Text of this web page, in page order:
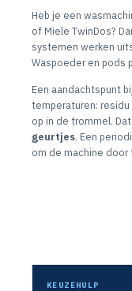
Heb je een
of Miele TwinDos?
systemen werken
Waspoeder en pods
Een aandachtspunt
temperaturen:
op in de trommel.
geurtjes. Een
om de machine
KEUZEHULP